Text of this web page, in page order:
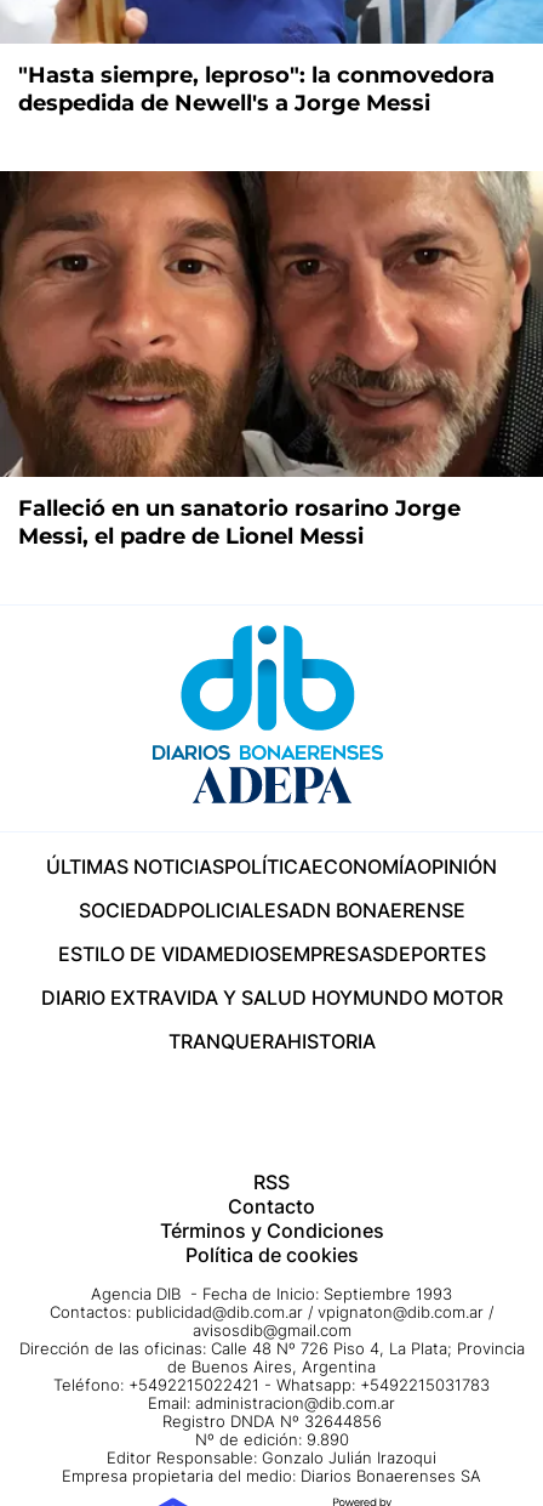
"Hasta siempre, leproso": la conmovedora
despedida de Newell's a Jorge Messi
Falleció en un sanatorio rosarino Jorge
Messi, el padre de Lionel Messi
ÚLTIMAS NOTICIASPOLÍTICAECONOMÍAOPINIÓN
SOCIEDADPOLICIALESADN BONAERENSE
ESTILO DE VIDAMEDIOSEMPRESASDEPORTES
DIARIO EXTRAVIDA Y SALUD HOYMUNDO MOTOR
TRANQUERAHISTORIA
RSS
Contacto
Términos y Condiciones
Política de cookies
Agencia DIB - Fecha de Inicio: Septiembre 1993
Contactos: publicidad@dib.com.ar / vpignaton@dib.com.ar /
avisosdib@gmail.com
Dirección de las oficinas: Calle 48 Nº 726 Piso 4, La Plata; Provincia
de Buenos Aires, Argentina
Teléfono: +5492215022421 - Whatsapp: +5492215031783
Email: administracion@dib.com.ar
Registro DNDA Nº 32644856
Nº de edición: 9.890
Editor Responsable: Gonzalo Julián Irazoqui
Empresa propietaria del medio: Diarios Bonaerenses SA